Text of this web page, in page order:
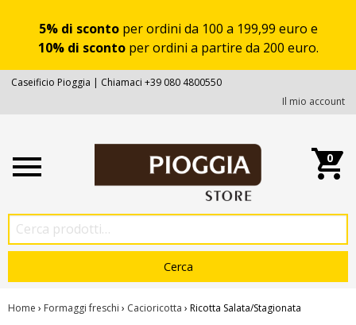
5% di scontoper ordini da 100 a 199,99 euro e
10% di scontoper ordini a partire da 200 euro.
Caseificio Pioggia | Chiamaci +39 080 4800550
Il mio account
0
Home › Formaggi freschi › Cacioricotta › Ricotta Salata/Stagionata